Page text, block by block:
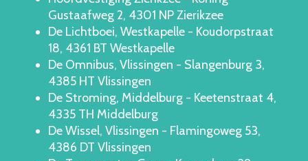
Gustaafweg 2, 4301 NP Zierikzee
De Lichtboei, Westkapelle - Koudorpstraat
18, 4361 BT Westkapelle
De Omnibus, Vlissingen - Slangenburg 3,
4385 HT Vlissingen
De Stroming, Middelburg - Keetenstraat 4,
4335 TH Middelburg
De Wissel, Vlissingen - Flamingoweg 53,
4386 DT Vlissingen